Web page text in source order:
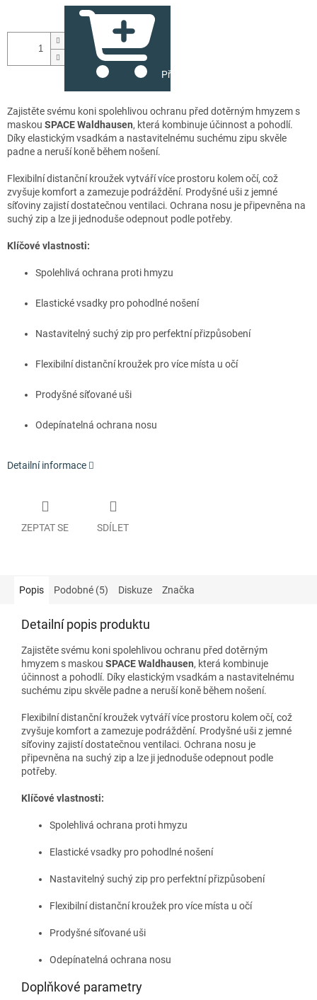
Přidat do košíku
Zajistěte svému koni spolehlivou ochranu před dotěrným hmyzem s
maskou SPACE Waldhausen, která kombinuje účinnost a pohodlí.
Díky elastickým vsadkám a nastavitelnému suchému zipu skvěle
padne a neruší koně během nošení.
Flexibilní distanční kroužek vytváří více prostoru kolem očí, což
zvyšuje komfort a zamezuje podráždění. Prodyšné uši z jemné
síťoviny zajistí dostatečnou ventilaci. Ochrana nosu je připevněna na
suchý zip a lze ji jednoduše odepnout podle potřeby.
Klíčové vlastnosti:
Spolehlivá ochrana proti hmyzu
Elastické vsadky pro pohodlné nošení
Nastavitelný suchý zip pro perfektní přizpůsobení
Flexibilní distanční kroužek pro více místa u očí
Prodyšné síťované uši
Odepínatelná ochrana nosu
Detailní informace
ZEPTAT SE SDÍLET
Popis Podobné (5) Diskuze Značka
Detailní popis produktu
Zajistěte svému koni spolehlivou ochranu před dotěrným
hmyzem s maskou SPACE Waldhausen, která kombinuje
účinnost a pohodlí. Díky elastickým vsadkám a nastavitelnému
suchému zipu skvěle padne a neruší koně během nošení.
Flexibilní distanční kroužek vytváří více prostoru kolem očí, což
zvyšuje komfort a zamezuje podráždění. Prodyšné uši z jemné
síťoviny zajistí dostatečnou ventilaci. Ochrana nosu je
připevněna na suchý zip a lze ji jednoduše odepnout podle
potřeby.
Klíčové vlastnosti:
Spolehlivá ochrana proti hmyzu
Elastické vsadky pro pohodlné nošení
Nastavitelný suchý zip pro perfektní přizpůsobení
Flexibilní distanční kroužek pro více místa u očí
Prodyšné síťované uši
Odepínatelná ochrana nosu
Doplňkové parametry